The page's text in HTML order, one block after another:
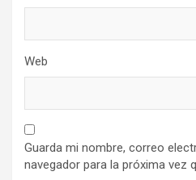
Web
Guarda mi nombre, correo
navegador para la próxima vez